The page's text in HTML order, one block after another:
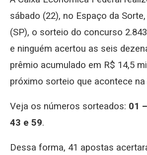
sábado (22), no Espaço da
(SP), o sorteio do concurso
e ninguém acertou as seis
prêmio acumulado em R$ 14,5
próximo sorteio que acontece
Veja os números sorteados: 01
43 e 59.
Dessa forma, 41 apostas